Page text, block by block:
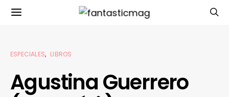
ESPECIALES LIBROS
Agustina Guerrero